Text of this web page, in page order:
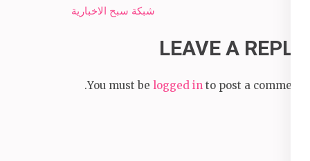
شبكة سبح الاخبارية
LEAVE A REPLY
You must be logged in to post a comment.